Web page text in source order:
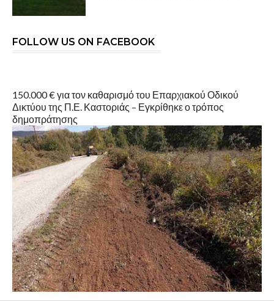
FOLLOW US ON FACEBOOK
150.000 € για τον καθαρισμό του Επαρχιακού Οδικού
Δικτύου της Π.Ε. Καστοριάς – Εγκρίθηκε ο τρόπος
δημοπράτησης